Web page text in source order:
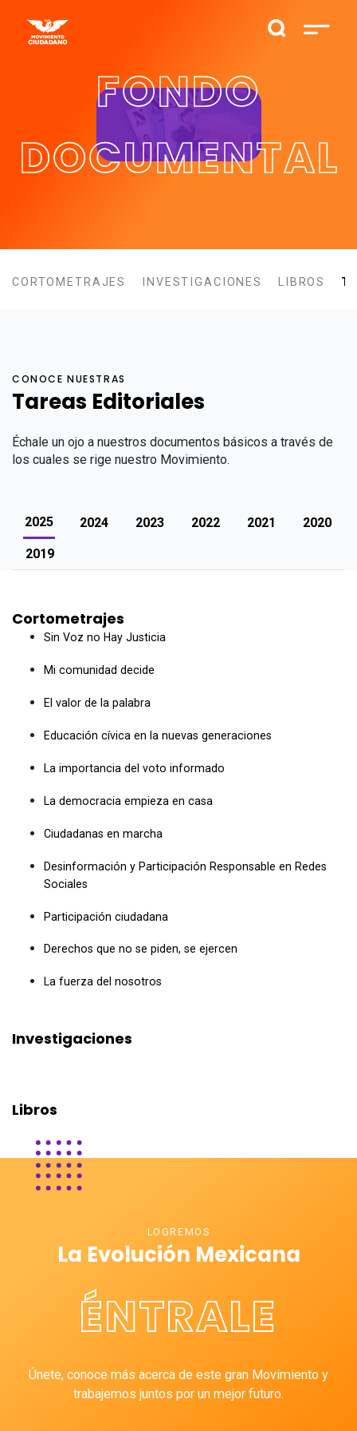
FONDO
DOCUMENTAL
CORTOMETRAJES INVESTIGACIONES LIBROS
CONOCE NUESTRAS
Tareas Editoriales
Échale un ojo a nuestros documentos básicos a través de
los cuales se rige nuestro Movimiento.
2025 2024 2023 2022 2021 2020
2019
Cortometrajes
Sin Voz no Hay Justicia
Mi comunidad decide
El valor de la palabra
Educación cívica en la nuevas generaciones
La importancia del voto informado
La democracia empieza en casa
Ciudadanas en marcha
Desinformación y Participación Responsable en Redes
Sociales
Participación ciudadana
Derechos que no se piden, se ejercen
La fuerza del nosotros
Investigaciones
Libros
LOGREMOS
La Evolución Mexicana
ÉNTRALE
Únete, conoce más acerca de este gran Movimiento y
trabajemos juntos por un mejor futuro.